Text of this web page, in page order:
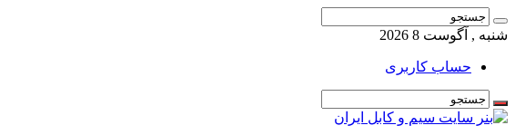
شنبه , آگوست 8 2026
حساب کاربری